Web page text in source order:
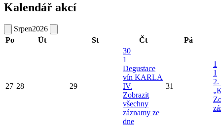
Kalendář akcí
Srpen2026
Po
Út St Čt Pá
27 28 29
30
1
Degustace
vín KARLA
IV.
Zobrazit
všechny
záznamy ze
dne
31
1
1
2.